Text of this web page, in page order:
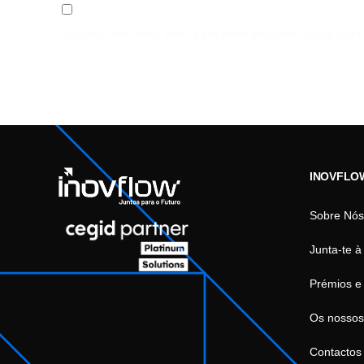
Sobre Nós
Junta-te
Prémios
Os
Contactos